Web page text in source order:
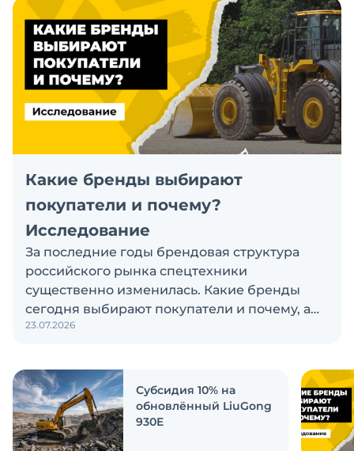
Какие бренды выбирают
покупатели и почему?
Исследование
За последние годы брендовая структура
российского рынка спецтехники
существенно изменилась. Какие бренды
сегодня выбирают покупатели и почему, а
также кого считают лидерами рынка?
ответить на эти вопросы
23.07.2026
Субсидия 10% на
обновлённый LiuGong
930E